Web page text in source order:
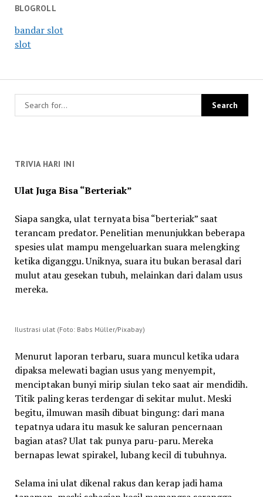
BLOGROLL
bandar slot
slot
TRIVIA HARI INI
Ulat Juga Bisa “Berteriak”
Siapa sangka, ulat ternyata bisa “berteriak” saat
terancam predator. Penelitian menunjukkan beberapa
spesies ulat mampu mengeluarkan suara melengking
ketika diganggu. Uniknya, suara itu bukan berasal dari
mulut atau gesekan tubuh, melainkan dari dalam usus
mereka.
Ilustrasi ulat (Foto: Babs Müller/Pixabay)
Menurut laporan terbaru, suara muncul ketika udara
dipaksa melewati bagian usus yang menyempit,
menciptakan bunyi mirip siulan teko saat air mendidih.
Titik paling keras terdengar di sekitar mulut. Meski
begitu, ilmuwan masih dibuat bingung: dari mana
tepatnya udara itu masuk ke saluran pencernaan
bagian atas? Ulat tak punya paru-paru. Mereka
bernapas lewat spirakel, lubang kecil di tubuhnya.
Selama ini ulat dikenal rakus dan kerap jadi hama